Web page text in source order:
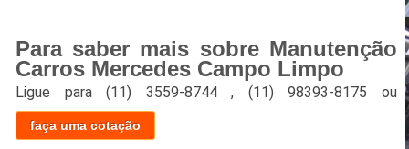
Para saber mais sobre Manutenção
Carros Mercedes Campo Limpo
Ligue para(11) 3559-8744 , (11) 98393-8175 ou
faça uma cotação